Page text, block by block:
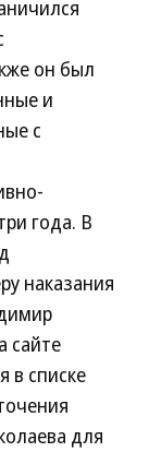
он был
и
с
года. В
наказания
сайте
в списке
для